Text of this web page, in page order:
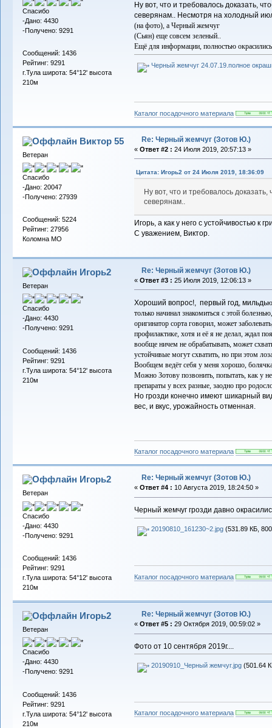
Спасибо
-Дано: 4430
-Получено: 9291
Сообщений: 1436
Рейтинг: 9291
г.Тула широта: 54°12' высота
210м
Ну вот, что и требовалось доказать,
северянам.. Несмотря на холодный
(на фото), а Черный жемчуг
(Сьян) еще совсем зеленый..
Ещё для информации, полностью
Черный жемчуг 24.07.19.полное
Каталог посадочного материала
Виктор 55
Ветеран
Спасибо
-Дано: 20047
-Получено: 27939
Сообщений: 5224
Рейтинг: 27956
Коломна МО
Re: Черный жемчуг (Зотов Ю.)
« Ответ #2 : 24 Июля 2019, 20:57:13 »
Цитата: Игорь2 от 24 Июля 2019, 18:36:09
Ну вот, что и требовалось
северянам..
Игорь, а как у него с устойчивостью к
С уважением, Виктор.
Игорь2
Ветеран
Спасибо
-Дано: 4430
-Получено: 9291
Сообщений: 1436
Рейтинг: 9291
г.Тула широта: 54°12' высота
210м
Re: Черный жемчуг (Зотов Ю.)
« Ответ #3 : 25 Июля 2019, 12:06:13 »
Хороший вопрос!, первый год, мильдью
только начинал знакомиться с этой
оригинатор сорта говорил, может
профилактике, хотя и её я не делал, ждал
вообще ничем не обрабатывать, может
устойчивые могут схватить, но при этом
Вообщем ведёт себя у меня хорошо,
Можно Зотову позвонить, попытать, как у
препараты у всех разные, заодно про
Но грозди конечно имеют шикарный
вес, и вкус, урожайность отменная.
Каталог посадочного материала
Игорь2
Ветеран
Спасибо
-Дано: 4430
-Получено: 9291
Сообщений: 1436
Рейтинг: 9291
г.Тула широта: 54°12' высота
210м
Re: Черный жемчуг (Зотов Ю.)
« Ответ #4 : 10 Августа 2019, 18:24:50 »
Черный жемчуг грозди давно
20190810_161230~2.jpg(531.89 КБ,
Каталог посадочного материала
Игорь2
Ветеран
Спасибо
-Дано: 4430
-Получено: 9291
Сообщений: 1436
Рейтинг: 9291
г.Тула широта: 54°12' высота
210м
Re: Черный жемчуг (Зотов Ю.)
« Ответ #5 : 29 Октября 2019, 00:59:02 »
Фото от 10 сентября 2019г....
20190910_Черный жемчуг.jpg(501.64
Каталог посадочного материала